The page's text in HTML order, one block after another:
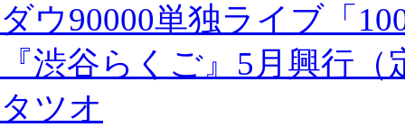
ダウ90000単独ライブ「
『渋谷らくご』5月興行
タツオ